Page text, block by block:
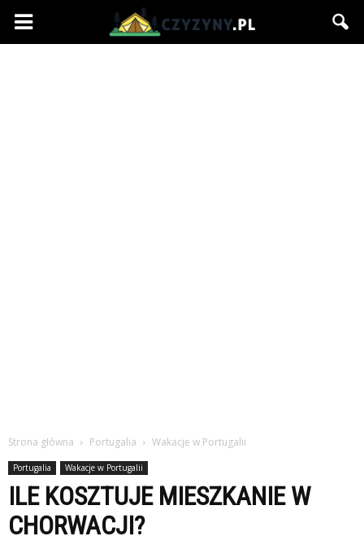
Czyzyny.pl
Strona główna Portugalia Wakacje w Portugalii
Portugalia Wakacje w Portugalii
ILE KOSZTUJE MIESZKANIE W
CHORWACJI?